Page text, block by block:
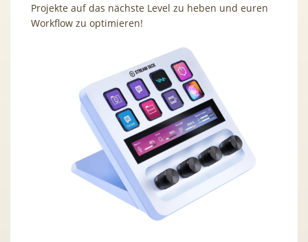
Projekte auf das nächste Level zu heben und euren
Workflow zu optimieren!